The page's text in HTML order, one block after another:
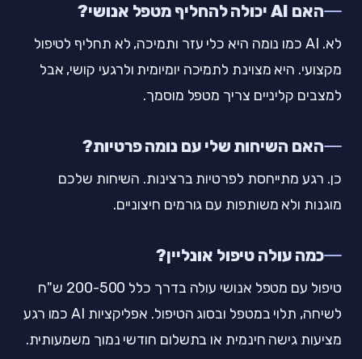
האם AI יכולה להחליף מטפל אנושי?
לא. AI כמו נומה היא כלי עזר ותמיכה, לא תחליף לטיפול
מקצועי. היא מצוינת לתמיכה יומיומית ולרגעי קושי, אבל
למצבים קליניים צריך מטפל מוסמך.
האם השיחות שלי עם נומה פרטיות?
כן. רגע מתייחסת לפרטיות ברצינות. השיחות שלכם
מוגנות ולא משותפות עם גורמים חיצוניים.
כמה עולה טיפול אונליין?
טיפול עם מטפל אנושי עולה בדרך כלל 200-500 ש"ח
לשיחה, תלוי במטפל ובסוג הטיפול. אפליקציות AI כמו רגע
מציעות גישה חינמית או בתשלום חודשי נמוך משמעותית.